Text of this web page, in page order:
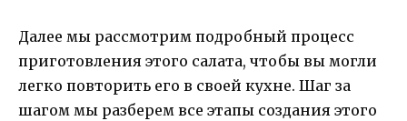
Далее мы рассмотрим подробный процесс
приготовления этого салата, чтобы вы могли
легко повторить его в своей кухне. Шаг за
шагом мы разберем все этапы создания этого